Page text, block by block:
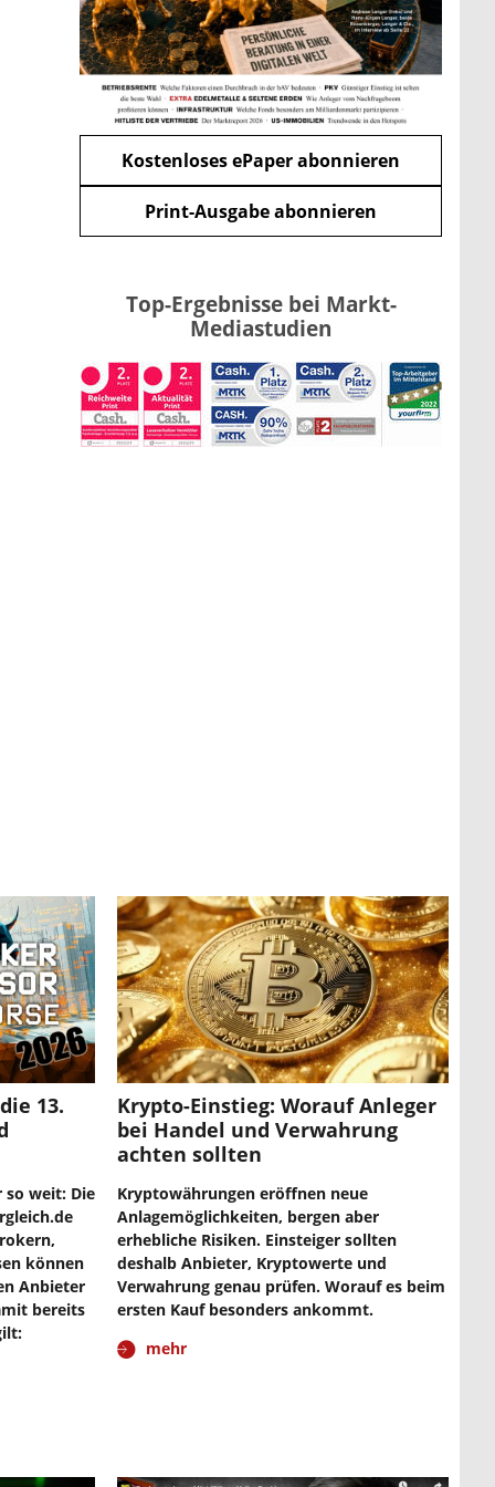
WEITERE ARTIKEL
zurückweiter
mehr
Kostenloses ePaper abonnieren
Print-Ausgabe abonnieren
Top-Ergebnisse bei Markt-
Mediastudien
13.
so weit: Die
können
Anbieter
bereits
Krypto-Einstieg: Worauf Anleger
bei Handel und Verwahrung
achten sollten
Kryptowährungen eröffnen neue
Anlagemöglichkeiten, bergen aber
erhebliche Risiken. Einsteiger sollten
deshalb Anbieter, Kryptowerte und
Verwahrung genau prüfen. Worauf es beim
ersten Kauf besonders ankommt.
mehr